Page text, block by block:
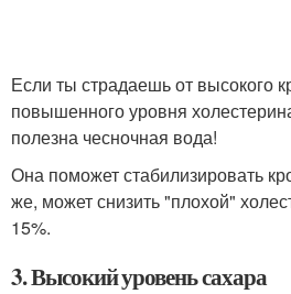
Если ты страдаешь от высокого
повышенного уровня
полезна чесночная вода!
Она поможет стабилизировать
же, может снизить "плохой"
15%.
3. Высокий уровень сахара